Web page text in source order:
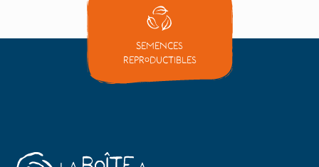
Semences
reproductibles